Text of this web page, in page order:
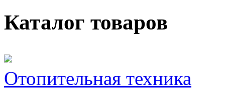
Каталог товаров
Отопительная техника